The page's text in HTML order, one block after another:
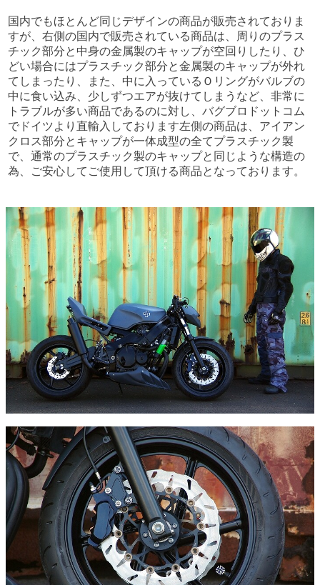
国内でもほとんど同じデザインの商品が販売されておりま
すが、右側の国内で販売されている商品は、周りのプラス
チック部分と中身の金属製のキャップが空回りしたり、ひ
どい場合にはプラスチック部分と金属製のキャップが外れ
てしまったり、また、中に入っているＯリングがバルブの
中に食い込み、少しずつエアが抜けてしまうなど、非常に
トラブルが多い商品であるのに対し、バグブロドットコム
でドイツより直輸入しております左側の商品は、アイアン
クロス部分とキャップが一体成型の全てプラスチック製
で、通常のプラスチック製のキャップと同じような構造の
為、ご安心してご使用して頂ける商品となっております。